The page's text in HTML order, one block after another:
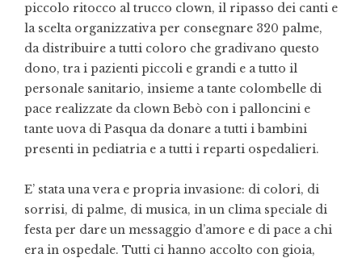
piccolo ritocco al trucco clown, il ripasso dei canti e
la scelta organizzativa per consegnare 320 palme,
da distribuire a tutti coloro che gradivano questo
dono, tra i pazienti piccoli e grandi e a tutto il
personale sanitario, insieme a tante colombelle di
pace realizzate da clown Bebò con i palloncini e
tante uova di Pasqua da donare a tutti i bambini
presenti in pediatria e a tutti i reparti ospedalieri.
E’ stata una vera e propria invasione: di colori, di
sorrisi, di palme, di musica, in un clima speciale di
festa per dare un messaggio d’amore e di pace a chi
era in ospedale. Tutti ci hanno accolto con gioia,